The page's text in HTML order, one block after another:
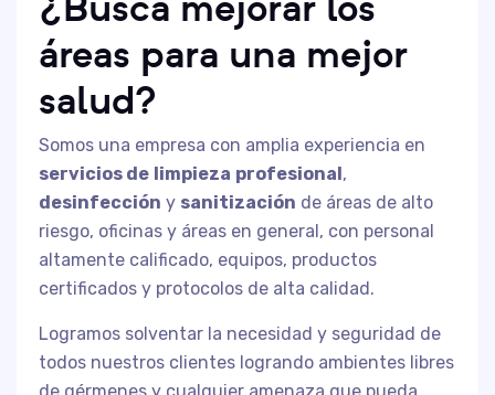
áreas para una mejor
salud?
Somos una empresa con amplia experiencia en
servicios de limpieza profesional,
desinfección y sanitización de áreas de alto
riesgo, oficinas y áreas en general, con personal
altamente calificado, equipos, productos
certificados y protocolos de alta calidad.
Logramos solventar la necesidad y seguridad de
todos nuestros clientes logrando ambientes libres